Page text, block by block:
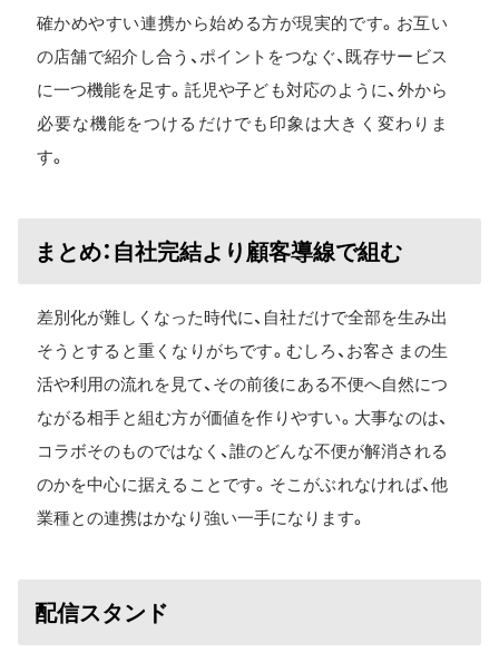
確かめやすい連携から始める方が現実的です。お互い
の店舗で紹介し合う、ポイントをつなぐ、既存サービス
に一つ機能を足す。託児や子ども対応のように、外から
必要な機能をつけるだけでも印象は大きく変わりま
す。
まとめ：自社完結より顧客導線で組む
差別化が難しくなった時代に、自社だけで全部を生み出
そうとすると重くなりがちです。むしろ、お客さまの生
活や利用の流れを見て、その前後にある不便へ自然につ
ながる相手と組む方が価値を作りやすい。大事なのは、
コラボそのものではなく、誰のどんな不便が解消される
のかを中心に据えることです。そこがぶれなければ、他
業種との連携はかなり強い一手になります。
配信スタンド